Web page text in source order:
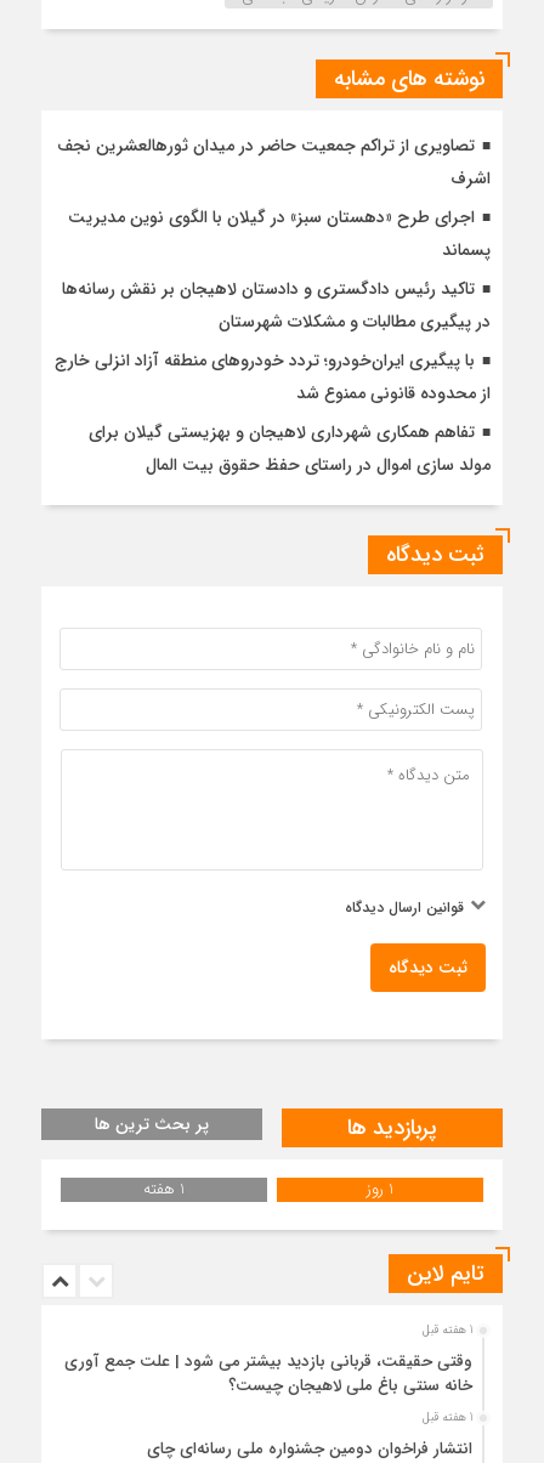
نوشته های مشابه
تصاویری از تراکم جمعیت حاضر در میدان ثورهالعشرین نجف
اشرف
اجرای طرح «دهستان سبز» در گیلان با الگوی نوین مدیریت
پسماند
تاکید رئیس دادگستری و دادستان لاهیجان بر نقش رسانه‌ها
در پیگیری مطالبات و مشکلات شهرستان
با پیگیری ایران‌خودرو؛ تردد خودروهای منطقه آزاد انزلی خارج
از محدوده قانونی ممنوع شد
تفاهم همکاری شهرداری لاهیجان و بهزیستی گیلان برای
مولد سازی اموال در راستای حفظ حقوق بیت المال
ثبت دیدگاه
قوانین ارسال دیدگاه
ثبت دیدگاه
پربازدید ها پر بحث ترین ها
1 روز 1 هفته
تایم لاین
1 هفته قبل
وقتی حقیقت، قربانی بازدید بیشتر می شود | علت جمع آوری
خانه سنتی باغ ملی لاهیجان چیست؟
1 هفته قبل
انتشار فراخوان دومین جشنواره ملی رسانه‌ای چای